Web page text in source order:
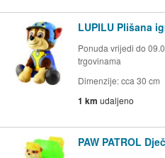
LUPILU Plišana
Ponuda vrijedi do
trgovinama
Dimenzije: cca 30 cm
1 km udaljeno
PAW PATROL